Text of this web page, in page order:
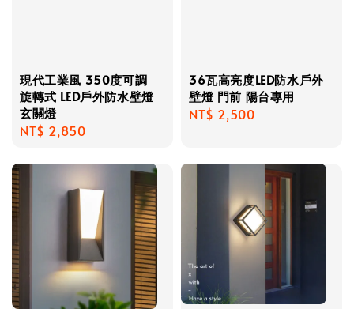
現代工業風 350度可調
旋轉式 LED戶外防水壁燈
玄關燈
Regular
NT$ 2,850
36瓦高亮度LED防水戶外
壁燈 門前 陽台專用
Regular
NT$ 2,500